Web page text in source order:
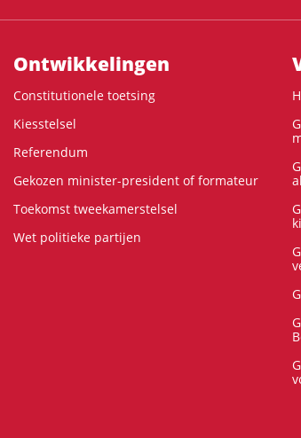
Ontwikke­lingen
Constitutionele toetsing
Kiesstelsel
Referendum
Gekozen minister-president of formateur
Toekomst tweekamerstelsel
Wet politieke partijen